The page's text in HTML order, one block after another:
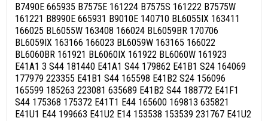
B7490E 665935 B7575E 161224 B7575S 161222 B7575W
161221 B8990E 665931 B9010E 140710 BL6055IX 163411
166025 BL6055W 163408 166024 BL6059BR 170706
BL6059IX 163166 166023 BL6059W 163165 166022
BL6060BR 161921 BL6060IX 161922 BL6060W 161923
E41A1 3 S44 181440 E41A1 S44 179862 E41B1 S24 164069
177979 223355 E41B1 S44 165598 E41B2 S24 156096
165599 185263 223081 635689 E41B2 S44 188772 E41F1
S44 175368 175372 E41T1 E44 165600 169813 635821
E41U1 E44 199663 E41U2 E14 153538 153539 231767 E41U2